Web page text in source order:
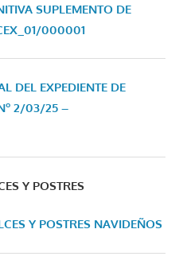
SUPLEMENTO DE
000001
DEL EXPEDIENTE DE
2/03/25 –
Y POSTRES
Y POSTRES NAVIDEÑOS